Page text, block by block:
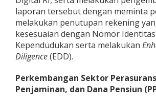
laporan tersebut dengan meminta
melakukan penutupan rekening
kesesuaian dengan Nomor Identitas
Kependudukan serta melakukan
Diligence(EDD).
Perkembangan Sektor
Penjaminan, dan Dana Pensiun